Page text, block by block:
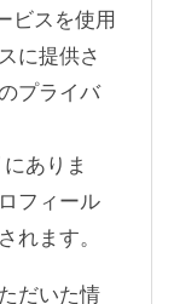
ビスを使用
に提供さ
プライバ
ありま
フィール
れます。
だいた情